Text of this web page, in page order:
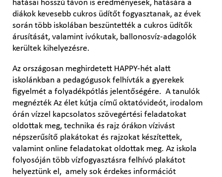
hatásai hosszú távon is eredményesek, hatására a
diákok kevesebb cukros üdítőt fogyasztanak, az évek
során több iskolában beszüntették a cukros üdítők
árusítását, valamint ivókutak, ballonosvíz-adagolók
kerültek kihelyezésre.
Az országosan meghirdetett HAPPY-hét alatt
iskolánkban a pedagógusok felhívták a gyerekek
figyelmét a folyadékpótlás jelentőségére. A tanulók
megnézték Az élet kútja című oktatóvideót, irodalom
órán vízzel kapcsolatos szövegértési feladatokat
oldottak meg, technika és rajz órákon vízivást
népszerűsítő plakátokat és rajzokat készítettek,
valamint online feladatokat oldottak meg. Az iskola
folyosóján több vízfogyasztásra felhívó plakátot
helyeztünk el, amely sok érdekes információt